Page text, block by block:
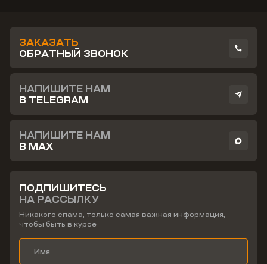
ЗАКАЗАТЬ
ОБРАТНЫЙ ЗВОНОК
НАПИШИТЕ НАМ
В TELEGRAM
НАПИШИТЕ НАМ
В MAX
ПОДПИШИТЕСЬ
НА РАССЫЛКУ
Никакого спама, только самая важная информация,
чтобы быть в курсе